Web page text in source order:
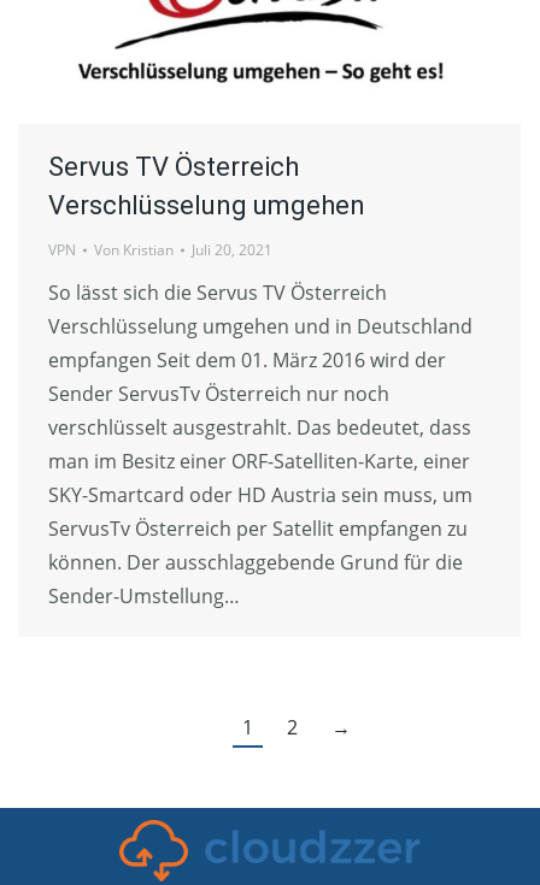
Servus TV Österreich
Verschlüsselung umgehen
VPN Von Kristian Juli 20, 2021
So lässt sich die Servus TV Österreich
Verschlüsselung umgehen und in Deutschland
empfangen Seit dem 01. März 2016 wird der
Sender ServusTv Österreich nur noch
verschlüsselt ausgestrahlt. Das bedeutet, dass
man im Besitz einer ORF-Satelliten-Karte, einer
SKY-Smartcard oder HD Austria sein muss, um
ServusTv Österreich per Satellit empfangen zu
können. Der ausschlaggebende Grund für die
Sender-Umstellung…
1 2 →